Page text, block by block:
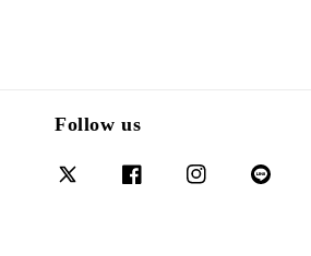
Follow us